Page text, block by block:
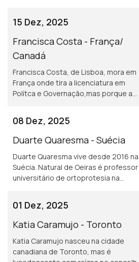
humanitária Misty Ships.
15 Dez, 2025
Francisca Costa - França/
Canadá
Francisca Costa, de Lisboa, mora em
França onde tira a licenciatura em
Polítca e Governação,mas porque a
Asilo e migração são áreas de
investigação
08 Dez, 2025
Duarte Quaresma - Suécia
Duarte Quaresma vive desde 2016 na
Suécia. Natural de Oeiras é professor
universitário de ortoprotesia na
dispositivos para mover cotovelos e
mãos em pessoas que tenham sofrido
um AVC.
01 Dez, 2025
Katia Caramujo - Toronto
Katia Caramujo nasceu na cidade
canadiana de Toronto, mas é